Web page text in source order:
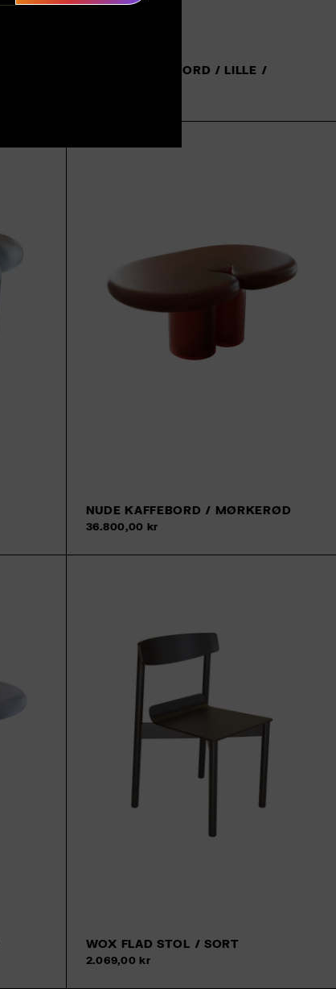
CLOUD KAFFEBORD / LILLE /
NUDE KAFFEBORD / MØRKERØD
36.800,00 kr
WOX FLAD STOL / SORT
2.069,00 kr